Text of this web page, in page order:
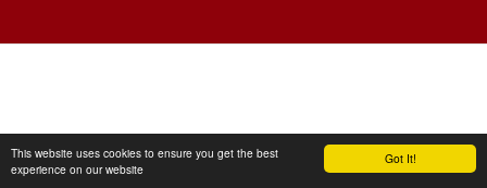
Got It!
This website uses cookies to ensure you get the best
experience on our websiteΑΡΙΘΜΟΣ ΓΕΜΗ : 0084 2260 1000